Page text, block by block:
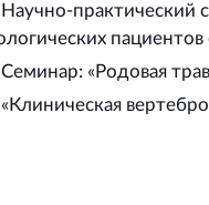
практический
«Родовая